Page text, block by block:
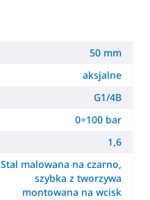
50 mm
aksjalne
G1/4B
0÷100 bar
1,6
Stal malowana na czarno,
szybka z tworzywa
montowana na wcisk